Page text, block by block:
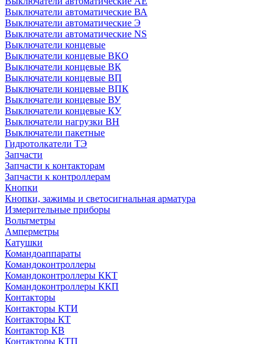
Выключатели автоматические ВА
Выключатели автоматические Э
Выключатели автоматические NS
Выключатели концевые
Выключатели концевые ВКО
Выключатели концевые ВК
Выключатели концевые ВП
Выключатели концевые ВПК
Выключатели концевые ВУ
Выключатели концевые КУ
Выключатели нагрузки ВН
Выключатели пакетные
Гидротолкатели ТЭ
Запчасти
Запчасти к контакторам
Запчасти к контроллерам
Кнопки
Кнопки, зажимы и светосигнальная арматура
Измерительные приборы
Вольтметры
Амперметры
Катушки
Командоаппараты
Командоконтроллеры
Командоконтроллеры ККТ
Командоконтроллеры ККП
Контакторы
Контакторы КТИ
Контакторы КТ
Контактор КВ
Контакторы КТП